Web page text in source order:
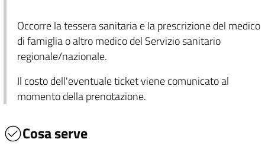
Occorre la tessera sanitaria e la prescrizione del medico
di famiglia o altro medico del Servizio sanitario
regionale/nazionale.
Il costo dell'eventuale ticket viene comunicato al
momento della prenotazione.
Cosa serve